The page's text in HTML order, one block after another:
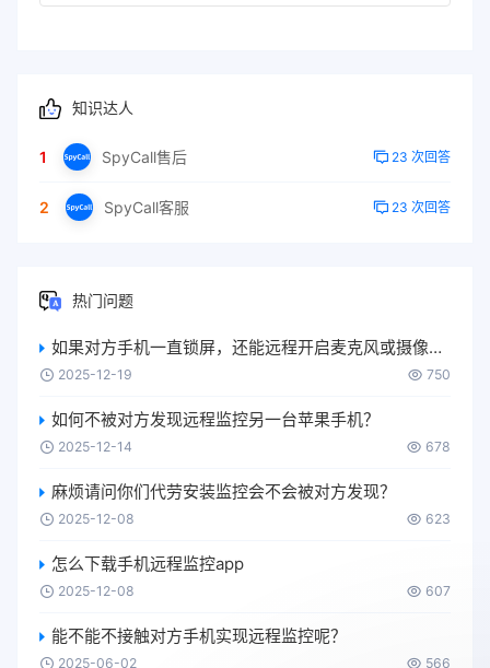
知识达人
1 SpyCall售后 23 次回答
2 SpyCall客服 23 次回答
热门问题
如果对方手机一直锁屏，还能远程开启麦克风或摄像头吗？
2025-12-19 750
如何不被对方发现远程监控另一台苹果手机？
2025-12-14 678
麻烦请问你们代劳安装监控会不会被对方发现？
2025-12-08 623
怎么下载手机远程监控app
2025-12-08 607
能不能不接触对方手机实现远程监控呢？
2025-06-02 566